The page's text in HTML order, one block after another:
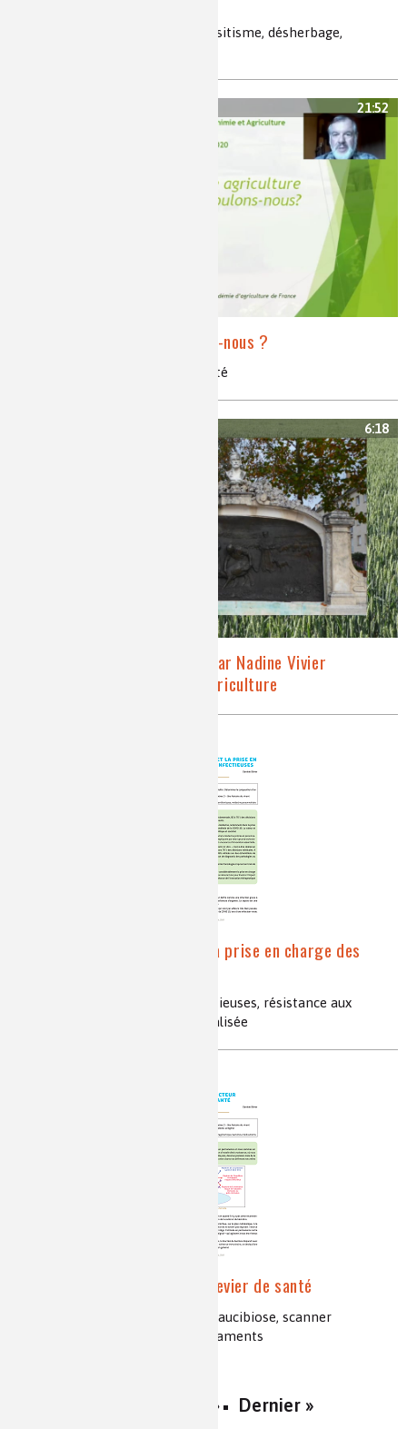
agriculture, défis techniques, parasitisme, désherbage,
21:52
Quelle agriculture voulons-nous ?
agriculture, alimentation, durabilité
6:18
Présentation de la série par Nadine Vivier
Présidente de l’Académie d’Agriculture
Le diagnostic in vitro et la prise en charge des
diagnostic, sepsis, maladies infectieuses, résistance aux
antibiotiques, médecine personnalisée
Le microbiote, acteur et levier de santé
microbiote, dysbiose, symbiose, paucibiose, scanner
metagénomique, bactéries-médicaments
Suivant › Dernier »